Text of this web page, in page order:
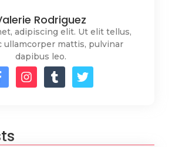
Rodriguez
adipiscing elit. Ut elit tellus,
ullamcorper mattis, pulvinar
dapibus leo.